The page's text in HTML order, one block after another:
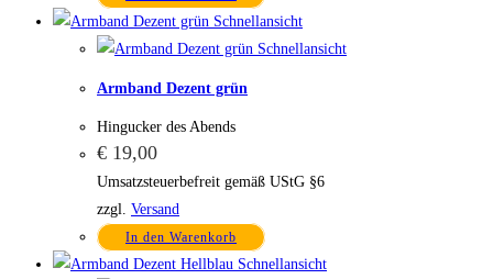
Schnellansicht
Schnellansicht
Armband Dezent grün
Hingucker des Abends
€ 19,00
Umsatzsteuerbefreit gemäß UStG §6
zzgl. Versand
In den Warenkorb
Schnellansicht